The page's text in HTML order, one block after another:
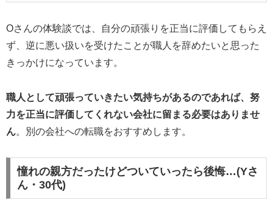
Oさんの体験談では、自分の頑張りを正当に評価してもらえ
ず、逆に悪い扱いを受けたことが職人を辞めたいと思った
きっかけになっています。
職人として頑張っていきたい気持ちがあるのであれば、努
力を正当に評価してくれない会社に留まる必要はありませ
ん。別の会社への転職をおすすめします。
憧れの親方だったけどついていったら後悔…(Yさ
ん・30代)